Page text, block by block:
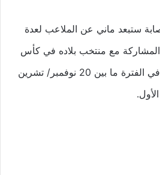
ستبعد ماني عن الملاعب لعدة
مع منتخب بلاده في كأس
العالم التي تحتضنها قطر في الفترة ما بين 20 نوفمبر/ تشرين